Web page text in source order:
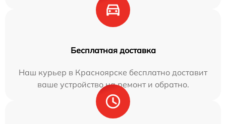
Бесплатная доставка
Наш курьер в Красноярске бесплатно доставит
ваше устройство на ремонт и обратно.